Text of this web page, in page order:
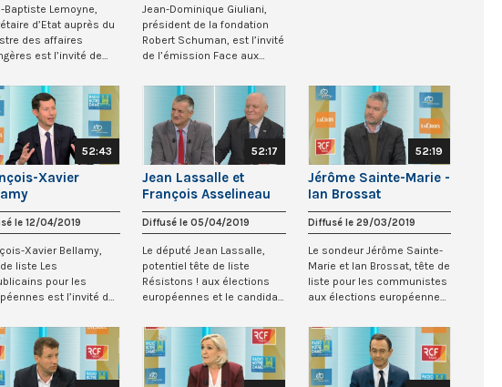
Baptiste Lemoyne,
d’Etat auprès du
des affaires
est l’invité de
Jean-Dominique Giuliani,
président de la fondation
Robert Schuman, est l’invité
de l’émission Face aux
52:43
Xavier
le 12/04/2019
Xavier Bellamy,
liste Les
pour les
est l’invité de
52:17
Jean Lassalle et
François Asselineau
#FaceAuxChretiens
Diffusé le 05/04/2019
Le député Jean Lassalle,
potentiel tête de liste
Résistons ! aux élections
européennes et le candidat
52:19
Jérôme Sainte-Marie -
Ian Brossat
Diffusé le 29/03/2019
Le sondeur Jérôme Sainte-
Marie et Ian Brossat, tête de
liste pour les communistes
aux élections européennes